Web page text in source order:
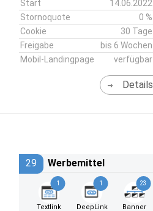
Start
14.06.2022
Stornoquote
0 %
Cookie
30 Tage
Freigabe
bis 6 Wochen
Mobil-Landingpage
verfügbar
Details
29 Werbemittel
1
Textlink
1
DeepLink
23
Banner